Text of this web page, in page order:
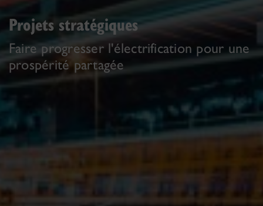
Projets stratégiques
Faire progresser l'électrification pour une
prospérité partagée